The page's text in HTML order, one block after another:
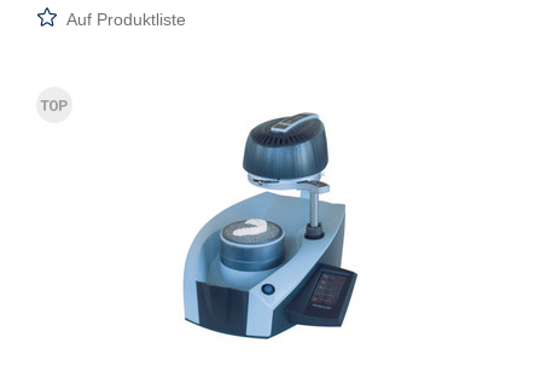
Auf Produktliste